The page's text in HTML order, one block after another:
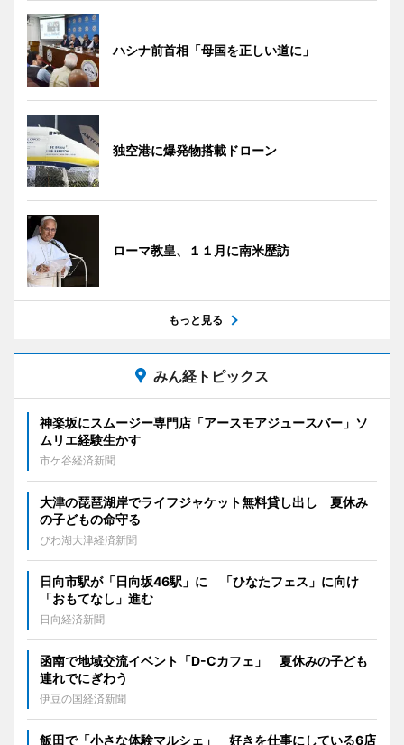
ハシナ前首相「母国を正しい道に」
独空港に爆発物搭載ドローン
ローマ教皇、１１月に南米歴訪
もっと見る
みん経トピックス
神楽坂にスムージー専門店「アースモアジュースバー」ソ
ムリエ経験生かす
市ケ谷経済新聞
大津の琵琶湖岸でライフジャケット無料貸し出し 夏休み
の子どもの命守る
びわ湖大津経済新聞
日向市駅が「日向坂46駅」に 「ひなたフェス」に向け
「おもてなし」進む
日向経済新聞
函南で地域交流イベント「D-Cカフェ」 夏休みの子ども
連れでにぎわう
伊豆の国経済新聞
飯田で「小さな体験マルシェ」 好きを仕事にしている6店